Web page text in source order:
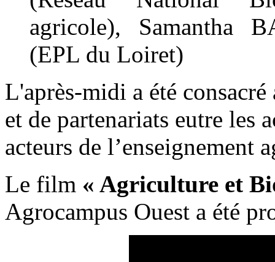
agricole), Samantha
(EPL du Loiret)
L'après-midi a été
et de partenariats eutre les
acteurs de l’enseignement
Le film « Agriculture et
Agrocampus Ouest a été